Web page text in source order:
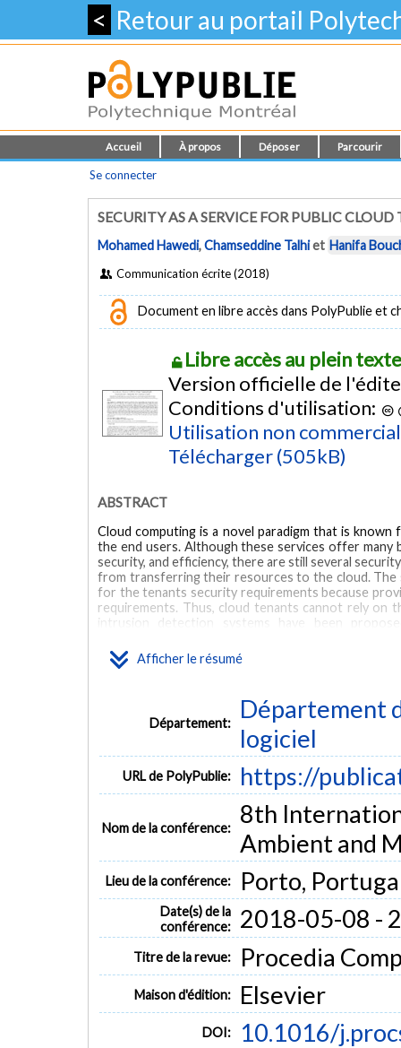
< Retour au portail
Accueil À propos Déposer Parcourir
Se connecter
SECURITY AS A SERVICE FOR PUBLIC
Mohamed Hawedi,Chamseddine Talhiet Hanifa
Communication écrite (2018)
Document en libre accès dans PolyPublie et
Libre accès au plein
Version officielle de
Conditions d'utilisation:
Utilisation non
Télécharger (505kB)
Afficher le résumé
ABSTRACT
Cloud computing is a novel paradigm that is
the end users. Although these services offer many
security, and efficiency, there are still several
from transferring their resources to the cloud. The
for the tenants security requirements because
requirements. Thus, cloud tenants cannot rely on
intrusion detection systems have been
issues in the cloud, the requirements of the
however, to consider the differences in the
environments by deploying a security mechanism
work is providing an efficient, flexible, and low-
(IDS) - that takes the tenants security
MOTS CLÉS
cloud computing intrusion detection system security as a
Département:
Département
logiciel
URL de PolyPublie: https://
Nom de la conférence:
8th
Ambient and
Lieu de la conférence: Porto,
Date(s) de la
conférence:
2018-05-08 -
Titre de la revue: Procedia
Maison d'édition: Elsevier
DOI: 10.1016/